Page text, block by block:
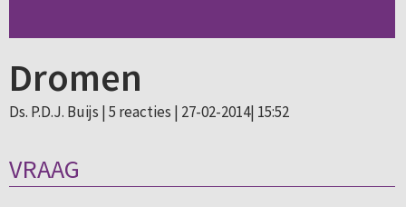
Dromen
Ds. P.D.J. Buijs | 5 reacties | 27-02-2014| 15:52
VRAAG